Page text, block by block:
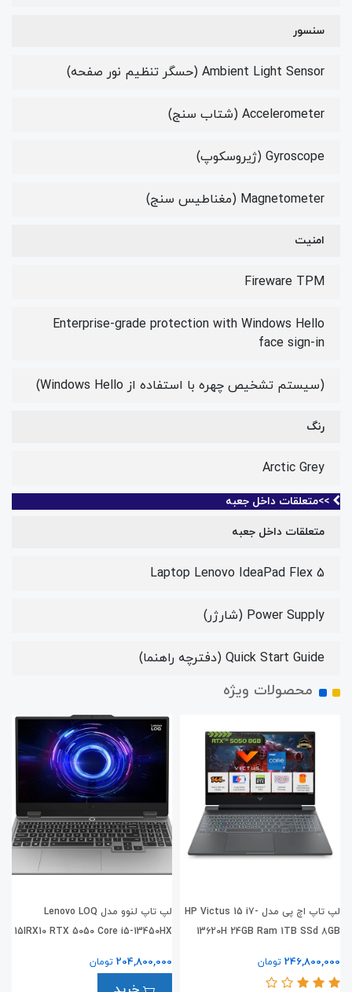
سنسور
Ambient Light Sensor (حسگر تنظیم نور صفحه)
Accelerometer (شتاب سنج)
Gyroscope (ژیروسکوپ)
Magnetometer (مغناطیس سنج)
امنیت
Fireware TPM
Enterprise-grade protection with Windows Hello
face sign-in
(سیستم تشخیص چهره با استفاده از Windows Hello)
رنگ
Arctic Grey
>>متعلقات داخل جعبه
متعلقات داخل جعبه
Laptop Lenovo IdeaPad Flex 5
Power Supply (شارژر)
Quick Start Guide (دفترچه راهنما)
محصولات ویژه
لپ تاپ اچ پی مدل HP Victus 15 i7-
13620H 24GB Ram 1TB SSd 8GB
246,800,000 تومان
لپ تاپ لنوو مدل Lenovo LOQ
15IRX10 RTX 5050 Core i5-13450HX
204,800,000 تومان